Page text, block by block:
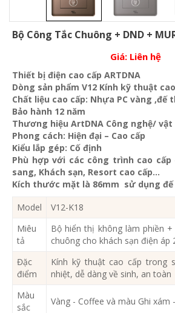
Bộ Công Tắc Chuông + DND +
Giá: Liên hệ
Thiết bị điện cao cấp ARTDNA
Dòng sản phẩm V12 Kính kỹ thuật
Chất liệu cao cấp: Nhựa PC vàng ,đế
Bảo hành 12 năm
Thương hiệu ArtDNA Công nghệ/ vật
Phong cách: Hiện đại – Cao cấp
Kiểu lắp gép: Cố định
Phù hợp với các công trình cao
sang, Khách sạn, Resort cao cấp…
Kích thước mặt là 86mm sử dụng
Model
V12-K18
Miêu
tả
Bộ hiển thị không làm phiền
chuông cho khách sạn điện áp
Đặc
điểm
Kính kỹ thuật cao cấp trong
nhiệt, dễ dàng về sinh, an toàn
Màu
sắc
Vàng - Coffee và màu Ghi xám